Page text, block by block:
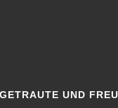
UND